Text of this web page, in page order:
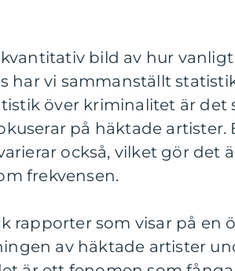
bild av hur
har vi sammanställt
över kriminalitet är det
på häktade
också, vilket gör det
frekvensen.
rapporter som visar på en
av häktade artister